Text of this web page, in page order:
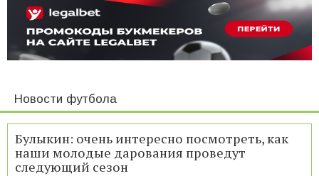
Новости футбола
Булыкин: очень интересно посмотреть, как
наши молодые дарования проведут
следующий сезон